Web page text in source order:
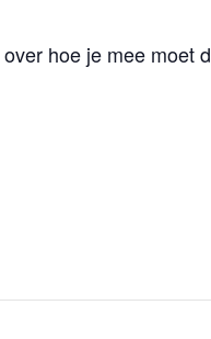
over hoe je mee moet